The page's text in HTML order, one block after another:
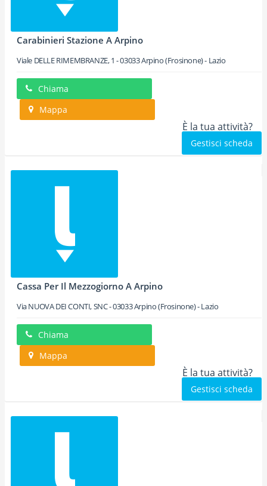
Carabinieri Stazione A Arpino
Viale DELLE RIMEMBRANZE, 1 -03033Arpino(Frosinone) - Lazio
Chiama
Mappa
È la tua attività?
Gestisci scheda
Cassa Per Il Mezzogiorno A Arpino
Via NUOVA DEI CONTI, SNC-03033Arpino(Frosinone) -Lazio
Chiama
Mappa
È la tua attività?
Gestisci scheda